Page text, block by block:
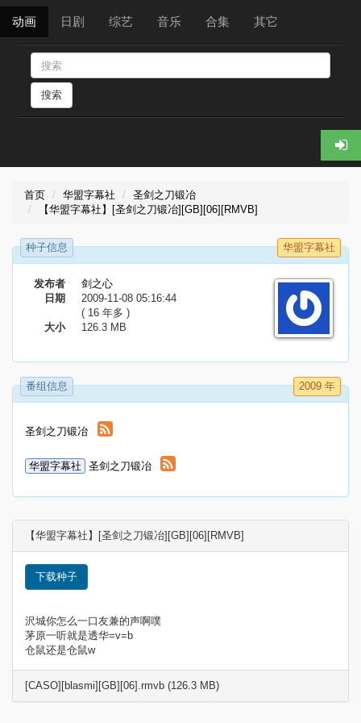
动画 日剧 综艺 音乐 合集 其它
搜索
首页 华盟字幕社
圣剑之刀锻冶
【华盟字幕社】[圣剑之刀锻冶][GB][06][RMVB]
种子信息 华盟字幕社
发布者
剑之心
日期
2009-11-08 05:16:44
( 16 年多 )
大小
126.3 MB
番组信息 2009 年
圣剑之刀锻冶
华盟字幕社 圣剑之刀锻冶
【华盟字幕社】[圣剑之刀锻冶][GB][06][RMVB]
下载种子
沢城你怎么一口友兼的声啊噗
茅原一听就是透华=v=b
仓鼠还是仓鼠w
[CASO][blasmi][GB][06].rmvb (126.3 MB)